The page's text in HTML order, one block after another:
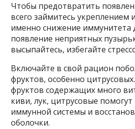
Чтобы предотвратить
всего займитесь укреплением
именно снижение
появление неприятных
высыпайтесь, избегайте
Включайте в свой рацион
фруктов, особенно
фруктов содержащих много
киви, лук, цитрусовые
иммунной системы и
оболочки.